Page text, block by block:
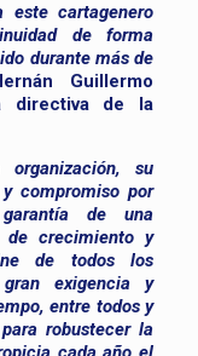
este cartagenero
de forma
durante más de
Guillermo
directiva de la
su
compromiso por
de una
de crecimiento y
de todos los
exigencia y
entre todos y
robustecer la